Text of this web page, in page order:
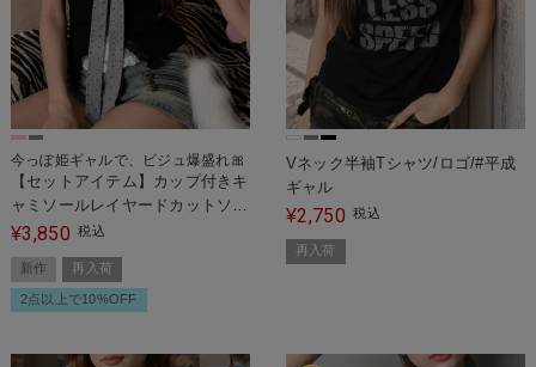
今っぽ姫ギャルで、ビジュ爆盛れ🎀
【セットアイテム】カップ付きキ
ャミソールレイヤードカットソ
ー/ドット/姫ギャル/平成ギャル
¥3,850 税込
新作 再入荷
2点以上で10%OFF
Vネック半袖Tシャツ/ロゴ/#平成
ギャル
¥2,750 税込
再入荷